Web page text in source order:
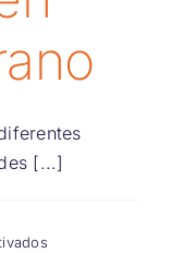
[...]
en